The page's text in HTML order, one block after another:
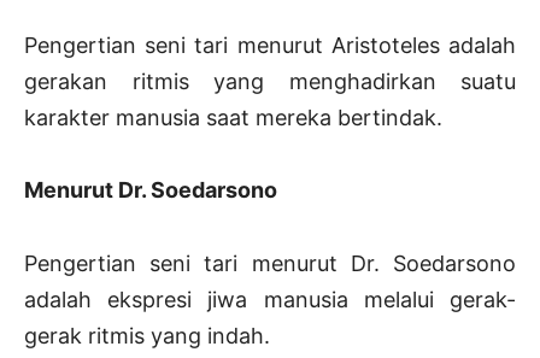
Pengertian seni tari menurut Aristoteles adalah
gerakan ritmis yang menghadirkan suatu
karakter manusia saat mereka bertindak.
Menurut Dr. Soedarsono
Pengertian seni tari menurut Dr. Soedarsono
adalah ekspresi jiwa manusia melalui gerak-
gerak ritmis yang indah.